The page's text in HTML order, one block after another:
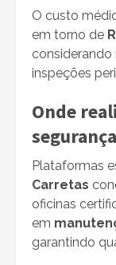
O custo
em torno de
considerando
inspeções
Onde
Plataformas
Carretas
oficinas
em
garantindo